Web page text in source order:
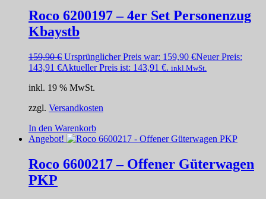
Roco 6200197 – 4er Set Personenzug
Kbaystb
159,90€ Ursprünglicher Preis war: 159,90 €Neuer Preis:
143,91 €Aktueller Preis ist: 143,91 €. inkl.MwSt.
inkl. 19 % MwSt.
zzgl. Versandkosten
In den Warenkorb
Angebot!
Roco 6600217 – Offener Güterwagen
PKP